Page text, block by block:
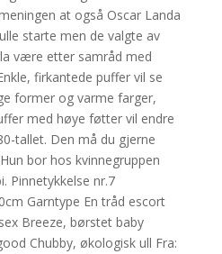
at også Oscar Landa
starte men de valgte av
være etter samråd med
firkantede puffer vil se
former og varme farger,
med høye føtter vil endre
tallet. Den må du gjerne
bor hos kvinnegruppen
Pinnetykkelse nr.7
Garntype En tråd escort
Breeze, børstet baby
Chubby, økologisk ull Fra: